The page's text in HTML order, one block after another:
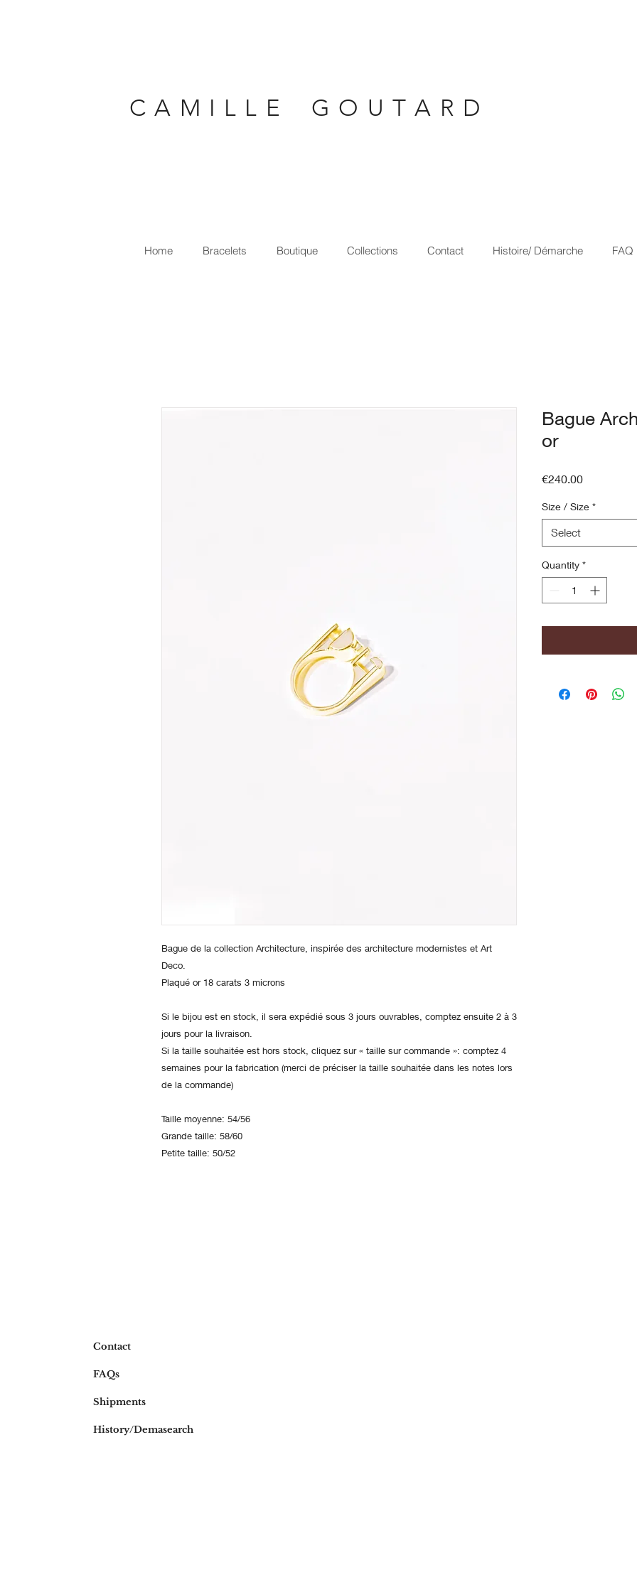
C A M I L L E G O U T A R D
Home Bracelets Boutique Collections Contact Histoire/ Démarche FAQ
Bague de la collection Architecture, inspirée des architecture modernistes et Art
Deco.
Plaqué or 18 carats 3 microns
Si le bijou est en stock, il sera expédié sous 3 jours ouvrables, comptez ensuite 2 à 3
jours pour la livraison.
Si la taille souhaitée est hors stock, cliquez sur « taille sur commande »: comptez 4
semaines pour la fabrication (merci de préciser la taille souhaitée dans les notes lors
de la commande)
Taille moyenne: 54/56
Grande taille: 58/60
Petite taille: 50/52
Bague
or
€240.00Price
Size / Size *
Select
Quantity *
Contact
FAQs
Shipments
History/Demasearch